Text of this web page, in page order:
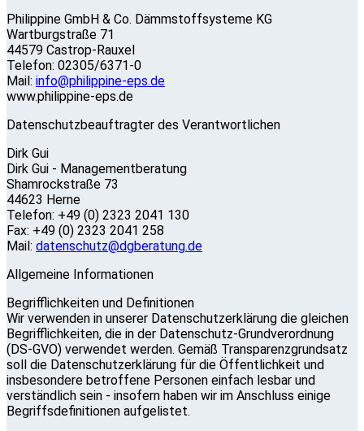
Philippine GmbH & Co. Dämmstoffsysteme KG
Wartburgstraße 71
44579 Castrop-Rauxel
Telefon: 02305/6371-0
Mail: info@philippine-eps.de
www.philippine-eps.de
Datenschutzbeauftragter des Verantwortlichen
Dirk Gui
Dirk Gui - Managementberatung
Shamrockstraße 73
44623 Herne
Telefon: +49 (0) 2323 2041 130
Fax: +49 (0) 2323 2041 258
Mail: datenschutz@dgberatung.de
Allgemeine Informationen
Begrifflichkeiten und Definitionen
Wir verwenden in unserer Datenschutzerklärung die gleichen
Begrifflichkeiten, die in der Datenschutz-Grundverordnung
(DS-GVO) verwendet werden. Gemäß Transparenzgrundsatz
soll die Datenschutzerklärung für die Öffentlichkeit und
insbesondere betroffene Personen einfach lesbar und
verständlich sein - insofern haben wir im Anschluss einige
Begriffsdefinitionen aufgelistet.